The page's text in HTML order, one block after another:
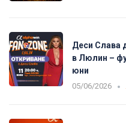
Деси Слава
в Люлин –
юни
05/06/2026